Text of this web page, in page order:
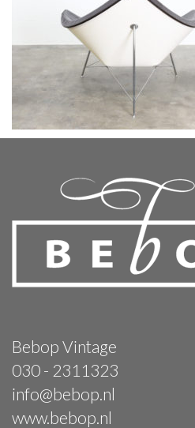
Bebop Vintage
030 - 2311323
info@bebop.nl
www.bebop.nl